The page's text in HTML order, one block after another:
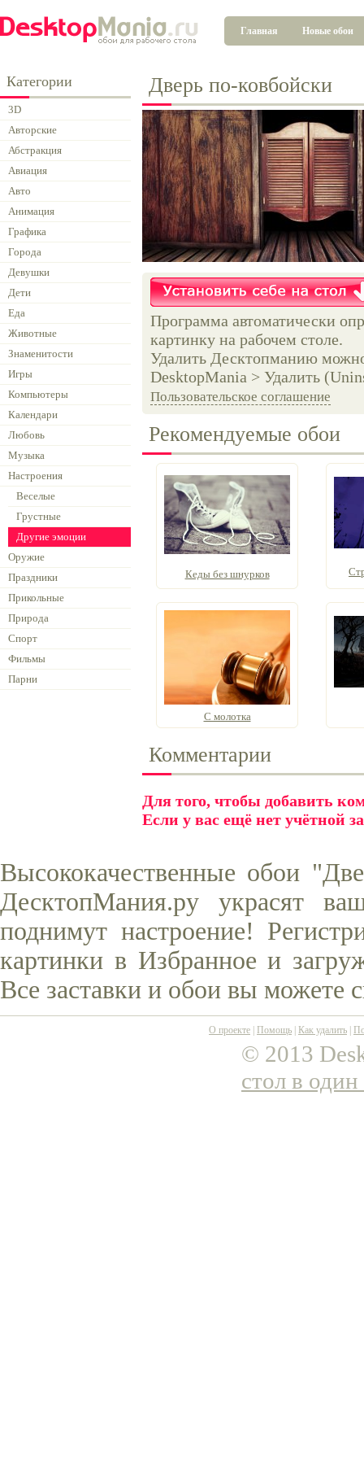
Главная Новые обои
Категории
3D
Авторские
Абстракция
Авиация
Авто
Анимация
Графика
Города
Девушки
Дети
Еда
Животные
Знаменитости
Игры
Компьютеры
Календари
Любовь
Музыка
Настроения
Веселые
Грустные
Другие эмоции
Оружие
Праздники
Прикольные
Природа
Спорт
Фильмы
Парни
Дверь по-ковбойски
Программа автоматически
картинку на рабочем столе.
Удалить Десктопманию
DesktopMania > Удалить
Пользовательское соглашение
Рекомендуемые обои
Кеды без шнурков
C молотка
Комментарии
Для того, чтобы добавить
Если у вас ещё нет учётной
Высококачественные обои
ДесктопМания.ру украсят
поднимут настроение!
картинки в Избранное и
Все заставки и обои вы можете
О проекте Помощь Как удалить
© 2013
стол в